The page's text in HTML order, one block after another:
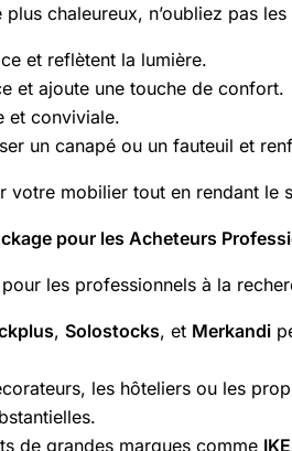
chaleureux, n’oubliez pas les
et reflètent la lumière.
et ajoute une touche de confort.
et conviviale.
un canapé ou un fauteuil et
votre mobilier tout en rendant le
pour les Acheteurs
les professionnels à la
, Solostocks, et Merkandi
les hôteliers ou les
de grandes marques comme